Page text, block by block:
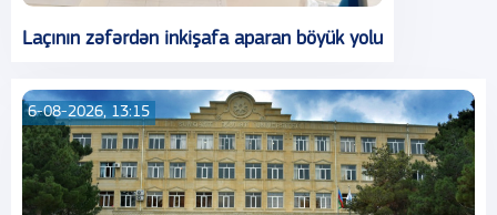
Laçının zəfərdən inkişafa aparan böyük yolu
6-08-2026, 13:15